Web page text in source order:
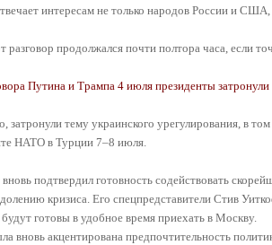
интересам не только народов России и
разговор продолжался почти полтора часа, если
Путина и Трампа 4 июля президенты затронули
затронули тему украинского урегулирования, в
НАТО в Турции 7–8 июля.
подтвердил готовность содействовать
кризиса. Его спецпредставители Стив
готовы в удобное время приехать в Москву.
вновь акцентирована предпочтительность